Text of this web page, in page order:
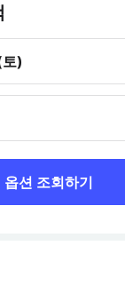
)
옵션 조회하기